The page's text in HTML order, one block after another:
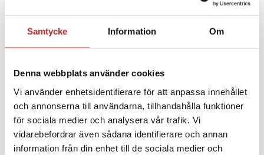
Samtycke Information Om
Denna webbplats använder cookies
Vi använder enhetsidentifierare för att anpassa innehållet
och annonserna till användarna, tillhandahålla funktioner
för sociala medier och analysera vår trafik. Vi
vidarebefordrar även sådana identifierare och annan
information från din enhet till de sociala medier och